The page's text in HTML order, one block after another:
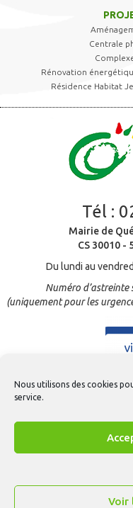
Nous utilisons des cookies
service.
Voir
Centrale
Rénovation
Résidence Habitat
Tél :
Mairie de
CS 30010 -
Du lundi au
Numéro d’astreinte
(uniquement pour les